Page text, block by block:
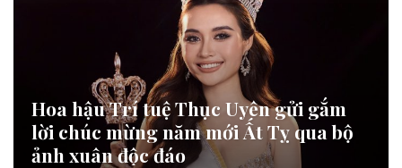
Hoa hậu Trí tuệ Thục Uyên gửi gắm
lời chúc mừng năm mới Ất Tỵ qua bộ
ảnh xuân độc đáo